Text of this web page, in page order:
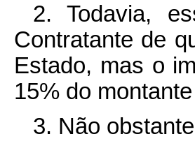
2. Todavia,
Contratante de
Estado, mas o
15% do
3. Não